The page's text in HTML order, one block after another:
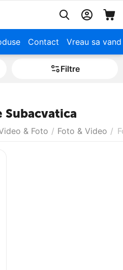
Contact Vreau sa
Filtre
Subacvatica
& Foto / Foto & Video /